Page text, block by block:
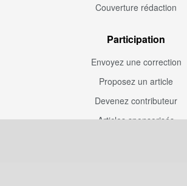
Couverture rédaction
Participation
Envoyez une correction
Proposez un article
Devenez contributeur
Articles sponsorisés